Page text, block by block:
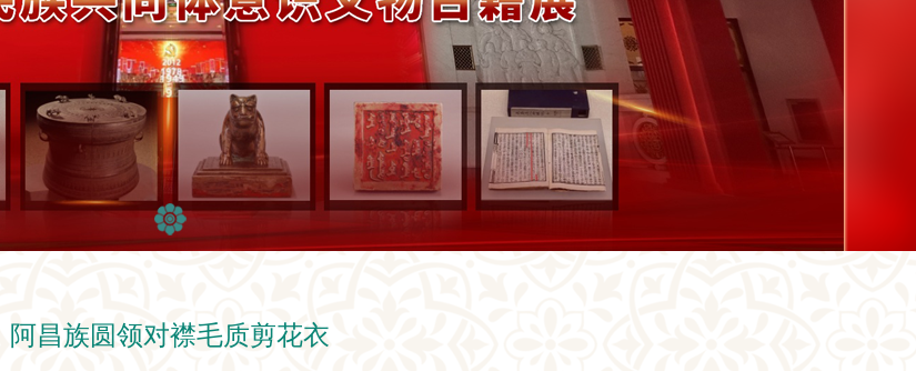
阿昌族圆领对襟毛质剪花衣